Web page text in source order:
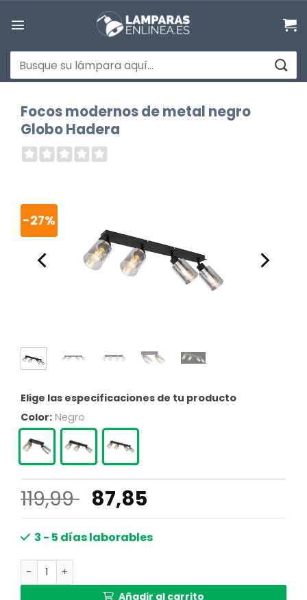
Buscar
por:
Focos modernos de metal negro
Globo Hadera
-27%
Elige las especificaciones de tu producto
Color: Negro
119,99 El
precio
original
87,85
actual
3 - 5 días laborables
Focos modernos de metal negro Globo Hadera cantidad
Añadir al carrito